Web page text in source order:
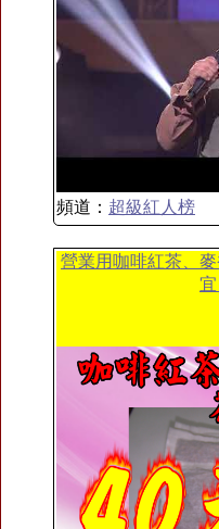
頻道： 超級紅人榜
營業用咖啡紅茶、